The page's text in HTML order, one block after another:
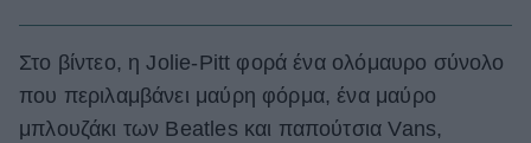
Στο βίντεο, η Jolie-Pitt φορά ένα ολόμαυρο σύνολο
που περιλαμβάνει μαύρη φόρμα, ένα μαύρο
μπλουζάκι των Beatles και παπούτσια Vans,